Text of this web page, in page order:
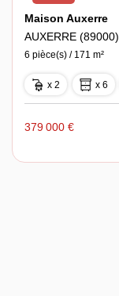
Maison Auxerre
AUXERRE (89000)
6 pièce(s) / 171 m²
x 2 x 6
379 000 €